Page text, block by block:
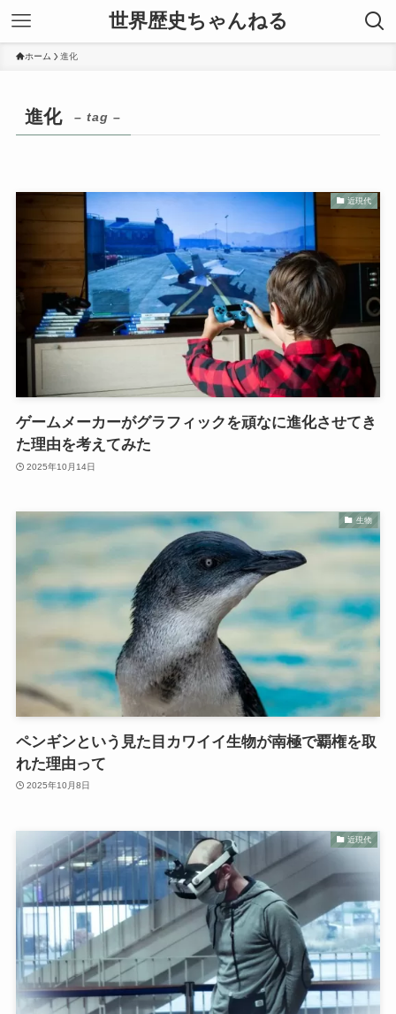
世界歴史ちゃんねる
ホーム 進化
進化 – tag –
近現代
ゲームメーカーがグラフィックを頑なに進化させてき
た理由を考えてみた
2025年10月14日
生物
ペンギンという見た目カワイイ生物が南極で覇権を取
れた理由って
2025年10月8日
近現代